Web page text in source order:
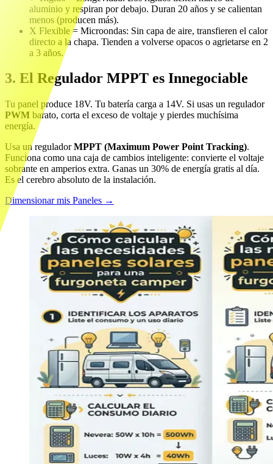
aluminio y respiran por debajo. Duran 20 años y se calientan
menos (producen más).
X Flexible = Microondas: Sin capa de aire, transfieren el calor
directo a la chapa. Tienden a volverse opacos o agrietarse en 2
a 3 años.
3. El Regulador MPPT es Innegociable
Tu panel produce 18V. Tu batería carga a 14V. Si usas un regulador
PWM barato, corta el exceso de voltaje y pierdes muchísima
energía.
Usa un reguladorMPPT (Maximum Power Point Tracking).
Funciona como una caja de cambios inteligente: convierte el voltaje
sobrante en amperios extra. Ganas un 30% de energía gratis al día.
Es el cerebro absoluto de la instalación.
Dimensionar mis Paneles →